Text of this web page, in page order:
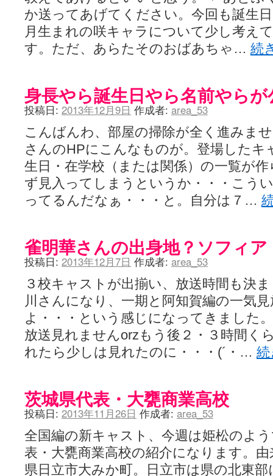
か送ってあげてください。今回も誕生
月生まれの咲キャラについて少し考え
す。ただ、あらたそのおばあちゃ… 続
身長やら誕生日やら名前やらが
投稿日: 2013年12月9日 作成者: area_53
こんばんわ、部屋の掃除が全く進みま
さんのHPにこんなものが。登場したキ
生日・在学校（または関係）の一覧が
ず見入ってしまうというか・・・こう
ってるんだなぁ・・・と。自分は７…
雀明華さんの出身地？ソフィ
投稿日: 2013年12月7日 作成者: area_53
３校キャストが出揃い、放送時間も決
川さんになり、一期と阿知賀編の一気
よ・・・という感じになってきました
放送見れませんorzもう後２・３時間く
れたら少しは見れたのに・・・(´・…
茨城県代表・大甕商業高校
投稿日: 2013年11月26日 作成者: area_53
全国編の新キャスト、今週は姫松のよ
表・大甕商業高校の紹介になります。
県日立市大みか町。日立市は県の北東